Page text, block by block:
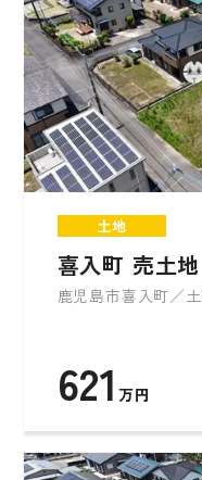
土地
喜入町 売土
鹿児島市喜入町／
621万円